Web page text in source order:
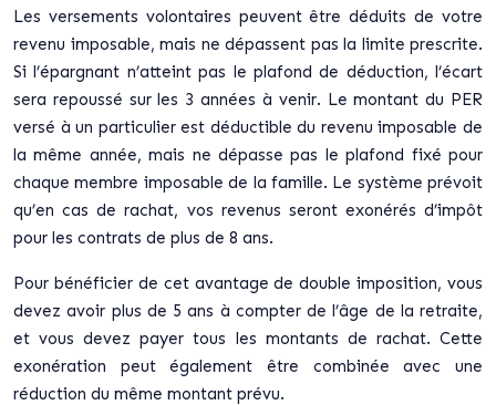
Les versements volontaires peuvent être déduits de votre
revenu imposable, mais ne dépassent pas la limite prescrite.
Si l’épargnant n’atteint pas le plafond de déduction, l’écart
sera repoussé sur les 3 années à venir. Le montant du PER
versé à un particulier est déductible du revenu imposable de
la même année, mais ne dépasse pas le plafond fixé pour
chaque membre imposable de la famille. Le système prévoit
qu’en cas de rachat, vos revenus seront exonérés d’impôt
pour les contrats de plus de 8 ans.
Pour bénéficier de cet avantage de double imposition, vous
devez avoir plus de 5 ans à compter de l’âge de la retraite,
et vous devez payer tous les montants de rachat. Cette
exonération peut également être combinée avec une
réduction du même montant prévu.